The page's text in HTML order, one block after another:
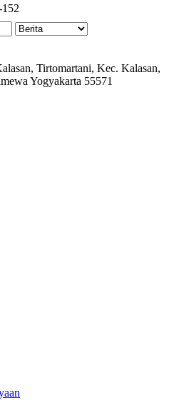
Tirtomartani, Kec. Kalasan,
Yogyakarta 55571